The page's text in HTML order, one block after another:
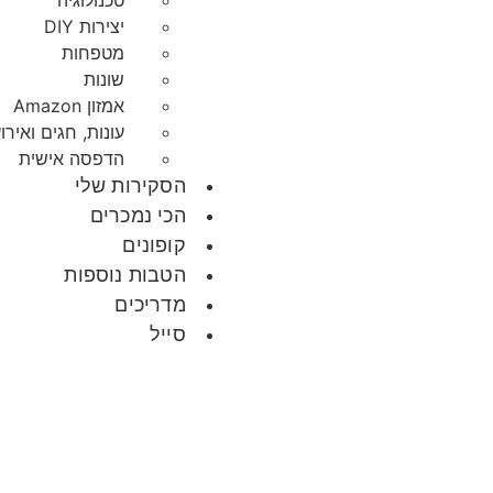
יצירות DIY
מטפחות
שונות
אמזון Amazon
עונות, חגים
הדפסה אישית
הסקירות שלי
הכי נמכרים
קופונים
הטבות נוספות
מדריכים
סייל